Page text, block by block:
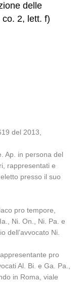
delle
2, lett. f)
del 2013,
Ap. in persona del
rappresentati e
presso il suo
pro tempore,
Ni. On., Ni. Pa. e
dell’avvocato Ni.
pro
Al. Bi. e Ga. Pa.,
in Roma, viale